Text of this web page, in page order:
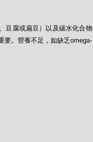
豆腐或扁豆）以及碳水化合物
要。營養不足，如缺乏omega-